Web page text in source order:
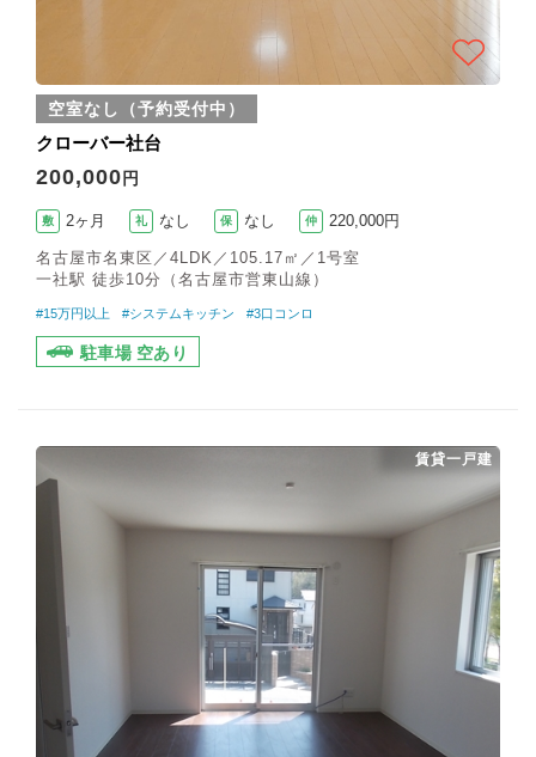
空室なし（予約受付中）
クローバー社台
200,000 円
敷 2ヶ月 礼 なし 保 なし 仲 220,000円
名古屋市名東区／4LDK／105.17㎡／1号室
一社駅 徒歩10分（名古屋市営東山線）
#15万円以上 #システムキッチン #3口コンロ
駐車場 空あり
賃貸一戸建